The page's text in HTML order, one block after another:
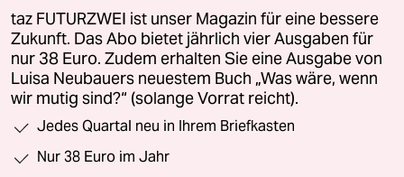
taz FUTURZWEI ist unser Magazin für eine bessere
Zukunft. Das Abo bietet jährlich vier Ausgaben für
nur 38 Euro. Zudem erhalten Sie eine Ausgabe von
Luisa Neubauers neuestem Buch „Was wäre, wenn
wir mutig sind?“ (solange Vorrat reicht).
Jedes Quartal neu in Ihrem Briefkasten
Nur 38 Euro im Jahr